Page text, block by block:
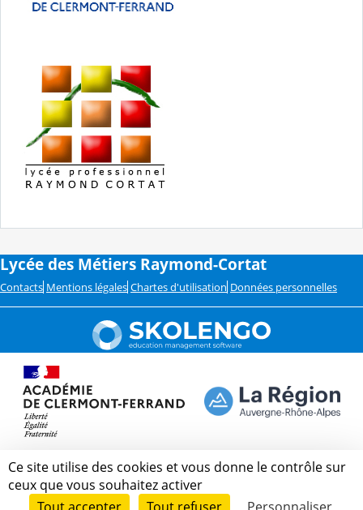
Lycée des Métiers Raymond-Cortat
Contacts Mentions légales Chartes d'utilisation Données personnelles
Ce site utilise des cookies et vous donne le contrôle sur
ceux que vous souhaitez activer